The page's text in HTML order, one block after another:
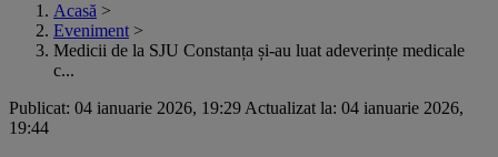
Acasă >
Eveniment >
Medicii de la SJU Constanța și-au luat adeverințe medicale
c...
Publicat: 04 ianuarie 2026, 19:29 Actualizat la: 04 ianuarie 2026,
19:44